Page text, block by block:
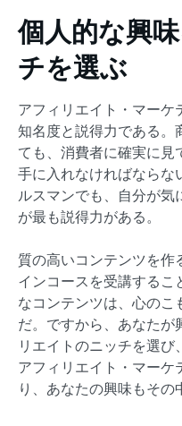
個人的な興
チを選ぶ
アフィリエイト・マーケ
知名度と説得力である。
ても、消費者に確実に見
手に入れなければならな
ルスマンでも、自分が気
が最も説得力がある。
質の高いコンテンツを作
インコースを受講するこ
なコンテンツは、心のこ
だ。ですから、あなたが
リエイトのニッチを選
アフィリエイト・マーケ
り、あなたの興味もその